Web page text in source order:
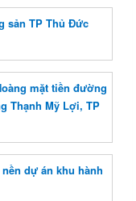
sản TP Thủ Đức
mặt tiền đường
Thạnh Mỹ Lợi, TP
dự án khu hành